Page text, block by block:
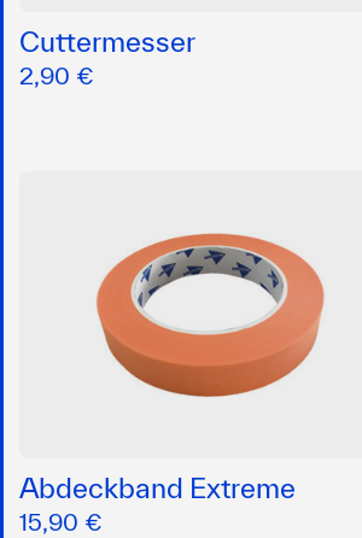
Cuttermesser
2,90 €
Abdeckband Extreme
15,90 €